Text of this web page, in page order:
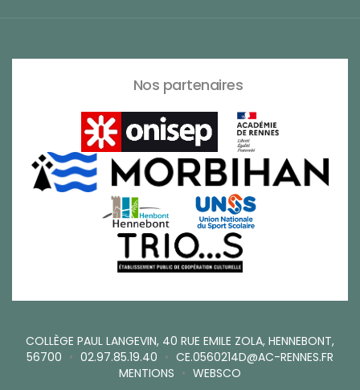
Nos partenaires
COLLÈGE PAUL LANGEVIN, 40 RUE EMILE ZOLA, HENNEBONT,
56700 • 02.97.85.19.40 • CE.0560214D@AC-RENNES.FR
MENTIONS • WEBSCO